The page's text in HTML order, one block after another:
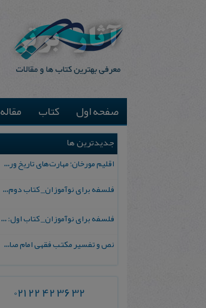
صفحه اول کتاب مقاله
جدیدترین ها
اقلیم مورخان؛ مهارت‌های تاریخ ورزی علمی
فلسفه برای نوآموزان_ کتاب دوم: پرسش درباره واقعیت و معرفت
فلسفه برای نوآموزان_ کتاب اول: تردید در باورهای رایج
نص و تفسیر مکتب فقهی امام صادق علیه السلام
021 22 42 36 32